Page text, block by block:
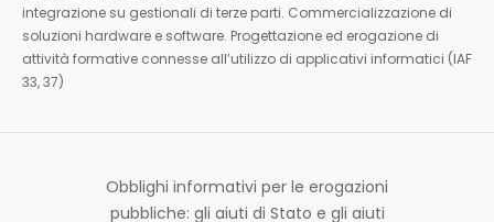
integrazione su gestionali di terze parti. Commercializzazione di
soluzioni hardware e software. Progettazione ed erogazione di
attività formative connesse all’utilizzo di applicativi informatici (IAF
33, 37)
Obblighi informativi per le erogazioni
pubbliche: gli aiuti di Stato e gli aiuti